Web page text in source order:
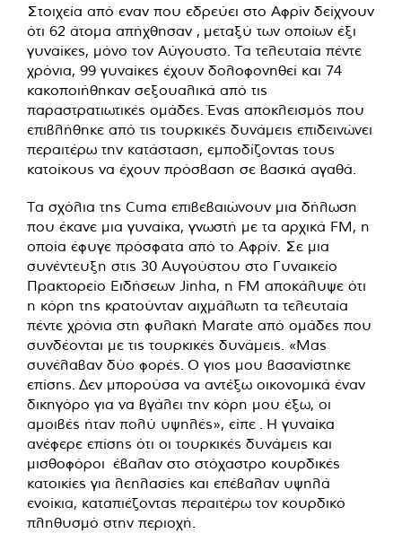
Στοιχεία από εναν που εδρεύει στο Αφρίν δείχνουν
ότι 62 άτομα απήχθησαν , μεταξύ των οποίων έξι
γυναίκες, μόνο τον Αύγουστο. Τα τελευταία πέντε
χρόνια, 99 γυναίκες έχουν δολοφονηθεί και 74
κακοποιήθηκαν σεξουαλικά από τις
παραστρατιωτικές ομάδες. Ένας αποκλεισμός που
επιβλήθηκε από τις τουρκικές δυνάμεις επιδεινώνει
περαιτέρω την κατάσταση, εμποδίζοντας τους
κατοίκους να έχουν πρόσβαση σε βασικά αγαθά.
Τα σχόλια της Cuma επιβεβαιώνουν μια δήλωση
που έκανε μια γυναίκα, γνωστή με τα αρχικά FM, η
οποία έφυγε πρόσφατα από το Αφρίν. Σε μια
συνέντευξη στις 30 Αυγούστου στο Γυναικείο
Πρακτορείο Ειδήσεων Jinha, η FM αποκάλυψε ότι
η κόρη της κρατούνταν αιχμάλωτη τα τελευταία
πέντε χρόνια στη φυλακή Marate από ομάδες που
συνδέονται με τις τουρκικές δυνάμεις. «Μας
συνέλαβαν δύο φορές. Ο γιος μου βασανίστηκε
επίσης. Δεν μπορούσα να αντέξω οικονομικά έναν
δικηγόρο για να βγάλει την κόρη μου έξω, οι
αμοιβές ήταν πολύ υψηλές», είπε
Η γυναίκα
ανέφερε επίσης ότι οι τουρκικές δυνάμεις και
μισθοφόροι έβαλαν στο στόχαστρο κουρδικές
κατοικίες για λεηλασίες και επέβαλαν υψηλά
ενοίκια, καταπιέζοντας περαιτέρω τον κουρδικό
πληθυσμό στην περιοχή.